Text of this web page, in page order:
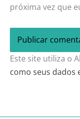
próxima vez que
Este site utiliza o
como seus dados